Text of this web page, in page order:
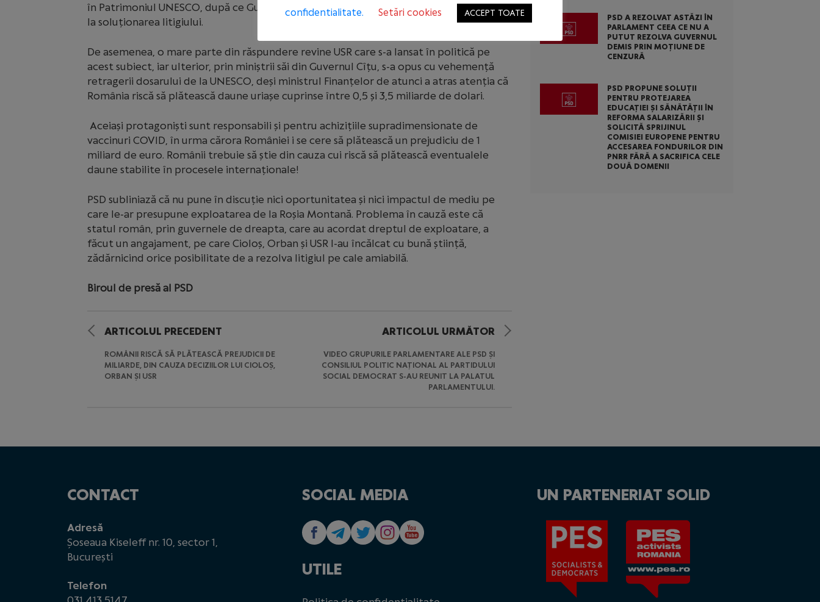
în Patrimoniul UNESCO, după ce Guvernul PSD solicitase întreruperea procedurii până
la soluționarea litigiului.
De asemenea, o mare parte din răspundere revine USR care s-a lansat în politică pe
acest subiect, iar ulterior, prin miniștrii săi din Guvernul Cîțu, s-a opus cu vehemență
retragerii dosarului de la UNESCO, deși ministrul Finanțelor de atunci a atras atenția că
România riscă să plătească daune uriașe cuprinse între 0,5 și 3,5 miliarde de dolari.
Aceiași protagoniști sunt responsabili și pentru achizițiile supradimensionate de
vaccinuri COVID, în urma cărora României i se cere să plătească un prejudiciu de 1
miliard de euro. Românii trebuie să știe din cauza cui riscă să plătească eventualele
daune stabilite în procesele internaționale!
PSD subliniază că nu pune în discuție nici oportunitatea și nici impactul de mediu pe
care le-ar presupune exploatarea de la Roșia Montană. Problema în cauză este că
statul român, prin guvernele de dreapta, care au acordat dreptul de exploatare, a
făcut un angajament, pe care Cioloș, Orban și USR l-au încălcat cu bună știință,
zădărnicind orice posibilitate de a rezolva litigiul pe cale amiabilă.
Biroul de presă al PSD
ARTICOLUL PRECEDENT
ROMÂNII RISCĂ SĂ PLĂTEASCĂ PREJUDICII DE
MILIARDE, DIN CAUZA DECIZIILOR LUI CIOLOȘ,
ORBAN ȘI USR
ARTICOLUL URMĂTOR
VIDEO GRUPURILE PARLAMENTARE ALE PSD ȘI
CONSILIUL POLITIC NAȚIONAL AL PARTIDULUI
SOCIAL DEMOCRAT S-AU REUNIT LA PALATUL
PARLAMENTULUI.
PSD A REZOLVAT ASTĂZI ÎN
PARLAMENT CEEA CE NU A
PUTUT REZOLVA GUVERNUL
DEMIS PRIN MOȚIUNE DE
CENZURĂ
PSD PROPUNE SOLUȚII
PENTRU PROTEJAREA
EDUCAȚIEI ȘI SĂNĂTĂȚII ÎN
REFORMA SALARIZĂRII ȘI
SOLICITĂ SPRIJINUL
COMISIEI EUROPENE PENTRU
ACCESAREA FONDURILOR DIN
PNRR FĂRĂ A SACRIFICA CELE
DOUĂ DOMENII
CONTACT
Adresă
Șoseaua Kiseleff nr. 10, sector 1,
București
Telefon
SOCIAL MEDIA
UTILE
UN PARTENERIAT SOLID
confidentialitate.
Setări cookies ACCEPT TOATE